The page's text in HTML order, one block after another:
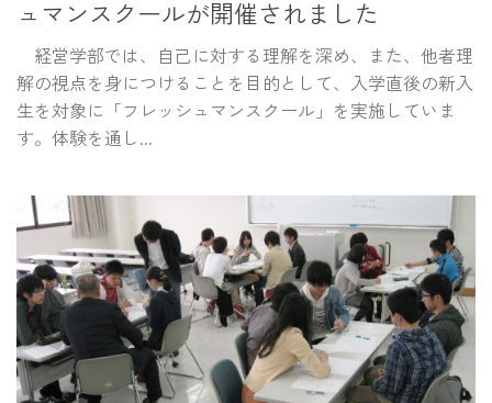
ュマンスクールが開催されました
経営学部では、自己に対する理解を深め、また、他者理
解の視点を身につけることを目的として、入学直後の新入
生を対象に「フレッシュマンスクール」を実施していま
す。体験を通し...